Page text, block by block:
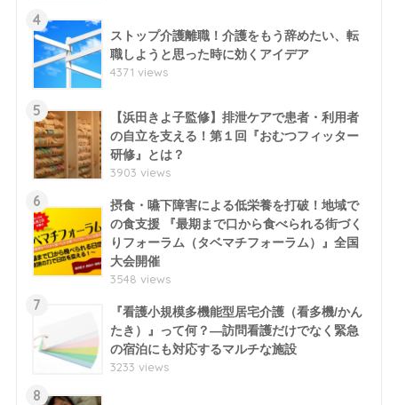
4
ストップ介護離職！介護をもう辞めたい、転
職しようと思った時に効くアイデア
4371 views
5
【浜田きよ子監修】排泄ケアで患者・利用者
の自立を支える！第１回『おむつフィッター
研修』とは？
3903 views
6
摂食・嚥下障害による低栄養を打破！地域で
の食支援 『最期まで口から食べられる街づく
りフォーラム（タベマチフォーラム）』全国
大会開催
3548 views
7
『看護小規模多機能型居宅介護（看多機/かん
たき）』って何？―訪問看護だけでなく緊急
の宿泊にも対応するマルチな施設
3233 views
8